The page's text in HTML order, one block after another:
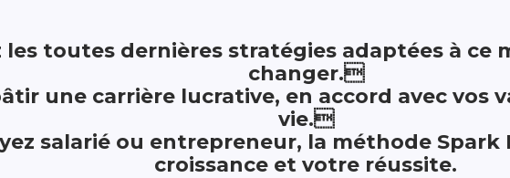
les toutes dernières stratégies adaptées à ce
changer.
une carrière lucrative, en accord avec vos
vie.
salarié ou entrepreneur, la méthode Spark
croissance et votre réussite.